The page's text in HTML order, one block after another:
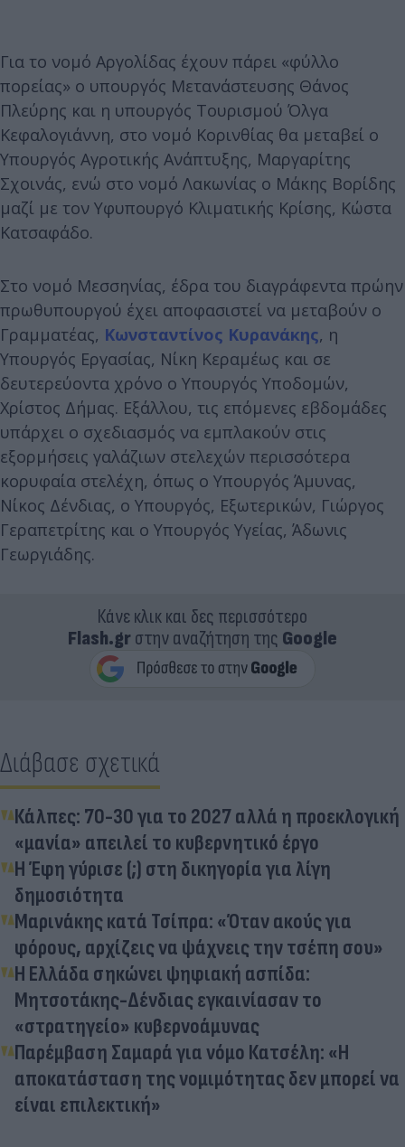
Για το νομό Αργολίδας έχουν πάρει «φύλλο
πορείας» ο υπουργός Μετανάστευσης Θάνος
Πλεύρης και η υπουργός Τουρισμού Όλγα
Κεφαλογιάννη, στο νομό Κορινθίας θα μεταβεί ο
Υπουργός Αγροτικής Ανάπτυξης, Μαργαρίτης
Σχοινάς, ενώ στο νομό Λακωνίας ο Μάκης Βορίδης
μαζί με τον Υφυπουργό Κλιματικής Κρίσης, Κώστα
Κατσαφάδο.
Στο νομό Μεσσηνίας, έδρα του διαγράφεντα πρώην
πρωθυπουργού έχει αποφασιστεί να μεταβούν ο
Γραμματέας, Κωνσταντίνος Κυρανάκης, η
Υπουργός Εργασίας, Νίκη Κεραμέως και σε
δευτερεύοντα χρόνο ο Υπουργός Υποδομών,
Χρίστος Δήμας. Εξάλλου, τις επόμενες εβδομάδες
υπάρχει ο σχεδιασμός να εμπλακούν στις
εξορμήσεις γαλάζιων στελεχών περισσότερα
κορυφαία στελέχη, όπως ο Υπουργός Άμυνας,
Νίκος Δένδιας, ο Υπουργός, Εξωτερικών, Γιώργος
Γεραπετρίτης και ο Υπουργός Υγείας, Άδωνις
Γεωργιάδης.
Κάνε κλικ και δες περισσότερο
Flash.grστην αναζήτηση της Google
Διάβασε σχετικά
Κάλπες: 70-30 για το 2027 αλλά η προεκλογική
«μανία» απειλεί το κυβερνητικό έργο
H Έφη γύρισε (;) στη δικηγορία για λίγη
δημοσιότητα
Μαρινάκης κατά Τσίπρα: «Όταν ακούς για
φόρους, αρχίζεις να ψάχνεις την τσέπη σου»
Η Ελλάδα σηκώνει ψηφιακή ασπίδα:
Μητσοτάκης-Δένδιας εγκαινίασαν το
«στρατηγείο» κυβερνοάμυνας
Παρέμβαση Σαμαρά για νόμο Κατσέλη: «Η
αποκατάσταση της νομιμότητας δεν μπορεί να
είναι επιλεκτική»